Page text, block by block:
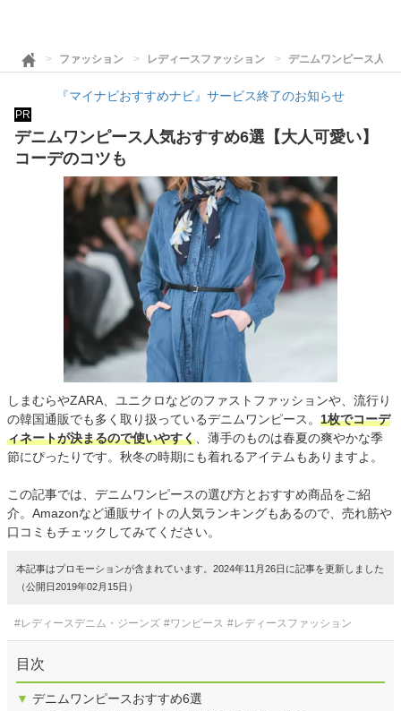
ファッション レディースファッション デニムワンピース人気
『マイナビおすすめナビ』サービス終了のお知らせ
PR
デニムワンピース人気おすすめ6選【大人可愛い】
コーデのコツも
しまむらやZARA、ユニクロなどのファストファッションや、流行り
の韓国通販でも多く取り扱っているデニムワンピース。 1枚でコーデ
ィネートが決まるので使いやすく 、薄手のものは春夏の爽やかな季
節にぴったりです。秋冬の時期にも着れるアイテムもありますよ。
この記事では、デニムワンピースの選び方とおすすめ商品をご紹
介。Amazonなど通販サイトの人気ランキングもあるので、売れ筋や
口コミもチェックしてみてください。
本記事はプロモーションが含まれています。2024年11月26日に記事を更新しました
（公開日2019年02月15日）
#レディースデニム・ジーンズ #ワンピース #レディースファッション
目次
▼ デニムワンピースおすすめ6選